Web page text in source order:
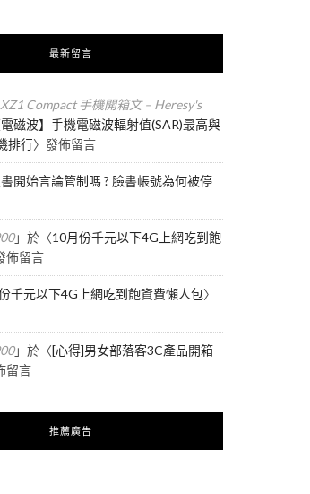
最新留言
Compact 手機開箱文 – Heresy's
電磁波】手機電磁波輻射值(SAR)最高與
排行〉發佈留言
開始言論管制嗎 ? 臉書帳號為何被停
」於〈10月份千元以下4G上網吃到飽
佈留言
千元以下4G上網吃到飽資費懶人包〉
」於〈[心得]男女部落客3C產品開箱
留言
推薦廣告